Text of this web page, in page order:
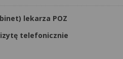
lekarza POZ
telefonicznie